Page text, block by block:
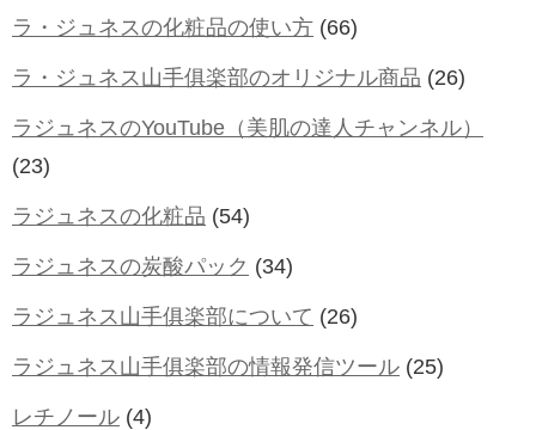
ラ・ジュネスの化粧品の使い方 (66)
ラ・ジュネス山手俱楽部のオリジナル商品 (26)
ラジュネスのYouTube（美肌の達人チャンネル）
(23)
ラジュネスの化粧品 (54)
ラジュネスの炭酸パック (34)
ラジュネス山手俱楽部について (26)
ラジュネス山手俱楽部の情報発信ツール (25)
レチノール (4)